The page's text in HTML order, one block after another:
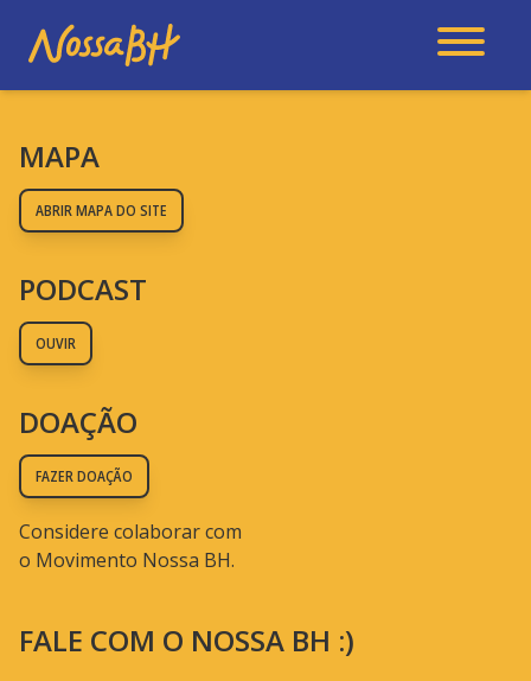
MAPA
ABRIR MAPA DO SITE
PODCAST
OUVIR
DOAÇÃO
FAZER DOAÇÃO
Considere colaborar com
o Movimento Nossa BH.
FALE COM O NOSSA BH :)